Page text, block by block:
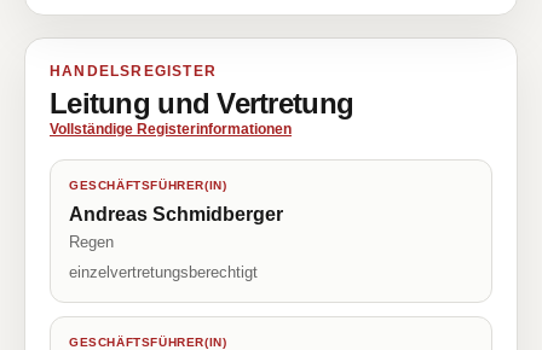
HANDELSREGISTER
Leitung und Vertretung
Vollständige Registerinformationen
GESCHÄFTSFÜHRER(IN)
Andreas Schmidberger
Regen
einzelvertretungsberechtigt
GESCHÄFTSFÜHRER(IN)